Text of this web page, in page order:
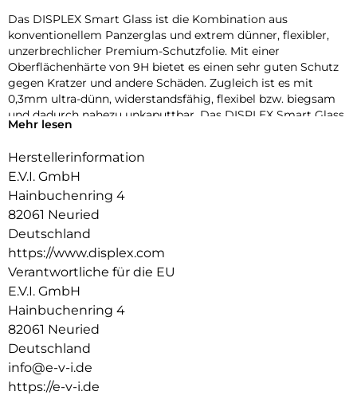
Das DISPLEX Smart Glass ist die Kombination aus
konventionellem Panzerglas und extrem dünner, flexibler,
unzerbrechlicher Premium-Schutzfolie. Mit einer
Oberflächenhärte von 9H bietet es einen sehr guten Schutz
gegen Kratzer und andere Schäden. Zugleich ist es mit
0,3mm ultra-dünn, widerstandsfähig, flexibel bzw. biegsam
und dadurch nahezu unkaputtbar. Das DISPLEX Smart Glass
wird mit modernster Lasertechnologie in unserer
des Smartphone Displays angepasst – Made in Germany. Die
uneingeschränkte Funktionalität, Farbbrillanz und
Hüllenkompatibilität sind selbstverständlich garantiert.
Hüllenfreundlich
Unser DISPLEX Smart Glass wird bis auf 5/100 mm genau auf
die Smartphone Konturen gefertigt und passt somit perfekt
auf Ihr Smartphone. Außerdem ist die Schutzfolie ultradünn.
Somit lassen sich alle handelsüblichen Schutzhüllen & Cases
Schutz aus DISPLEX Smart Glass und Ihrer Lieblingshülle
wird Ihr Smartphone rundum optimal geschützt.
Anti Fingerprint
Die oberste Schicht unserer 4-Layer Technology besteht aus
einem High-Tech Plasma Coating. Die hydro- und oleophobe
Mehr lesen
Herstellerinformation
E.V.I. GmbH
Hainbuchenring 4
82061 Neuried
Deutschland
https://www.displex.com
Verantwortliche für die EU
E.V.I. GmbH
Hainbuchenring 4
82061 Neuried
Deutschland
info@e-v-i.de
https://e-v-i.de